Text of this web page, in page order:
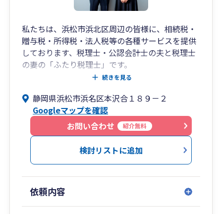
私たちは、浜松市浜北区周辺の皆様に、相続税・
贈与税・所得税・法人税等の各種サービスを提供
しております、税理士・公認会計士の夫と税理士
の妻の「ふたり税理士」です。
私たちのミッションは、ご相談される取引などに
経済的な選択をして頂くことを通じて、皆様のご
成功をお手伝いすることにあります。
そのため、お客様との直接のやりとりは、私たち
本人が行っております。
続きを見る
静岡県浜松市浜名区本沢合１８９－２
Googleマップを確認
お問い合わせ
紹介無料
検討リストに追加
依頼内容